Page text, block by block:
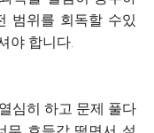
범위를 회독할 수있
야 합니다.
심히 하고 문제 풀다